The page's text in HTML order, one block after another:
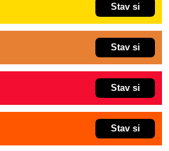
Stav si
Stav si
Stav si
Stav si